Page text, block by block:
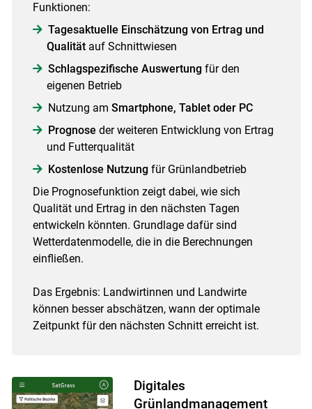
Funktionen:
Tagesaktuelle Einschätzung von Ertrag und
Qualitätauf Schnittwiesen
Schlagspezifische Auswertung für den
eigenen Betrieb
Nutzung am Smartphone, Tablet oder PC
Prognose der weiteren Entwicklung von Ertrag
und Futterqualität
Kostenlose Nutzung für Grünlandbetrieb
Die Prognosefunktion zeigt dabei, wie sich
Qualität und Ertrag in den nächsten Tagen
entwickeln könnten. Grundlage dafür sind
Wetterdatenmodelle, die in die Berechnungen
einfließen.
Das Ergebnis: Landwirtinnen und Landwirte
können besser abschätzen, wann der optimale
Zeitpunkt für den nächsten Schnitt erreicht ist.
Digitales
Grünlandmanagement